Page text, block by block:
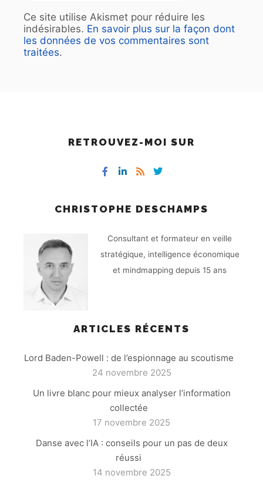
Ce site utilise Akismet pour réduire les
indésirables. En savoir plus sur la façon dont
les données de vos commentaires sont
traitées.
RETROUVEZ-MOI SUR
CHRISTOPHE DESCHAMPS
Consultant et formateur en veille
stratégique, intelligence économique
et mindmapping depuis 15 ans
ARTICLES RÉCENTS
Lord Baden-Powell : de l’espionnage au scoutisme
24 novembre 2025
Un livre blanc pour mieux analyser l’information
collectée
17 novembre 2025
Danse avec l’IA : conseils pour un pas de deux
réussi
14 novembre 2025